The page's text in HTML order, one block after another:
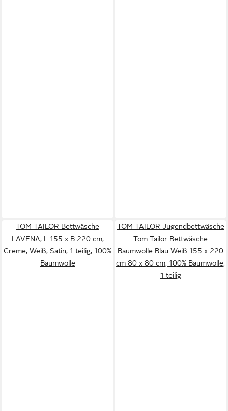
TOM TAILOR Bettwäsche
LAVENA, L 155 x B 220 cm,
Creme, Weiß, Satin, 1 teilig, 100%
Baumwolle
TOM TAILOR Jugendbettwäsche
Tom Tailor Bettwäsche
Baumwolle Blau Weiß 155 x 220
cm 80 x 80 cm, 100% Baumwolle,
1 teilig